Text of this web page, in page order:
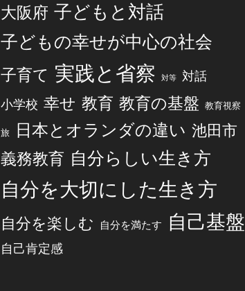
大阪府 子どもと対話
子どもの幸せが中心の社会
子育て 実践と省察 対等 対話
小学校 幸せ 教育 教育の基盤 教育視察
旅 日本とオランダの違い 池田市
義務教育 自分らしい生き方
自分を大切にした生き方
自分を楽しむ 自分を満たす 自己基盤
自己肯定感